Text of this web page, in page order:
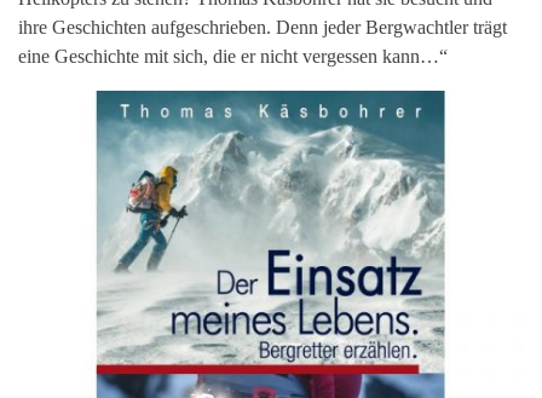
ihre Geschichten aufgeschrieben. Denn jeder Bergwachtler trägt
eine Geschichte mit sich, die er nicht vergessen kann…“